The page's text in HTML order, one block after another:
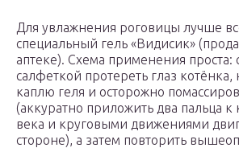
Для увлажнения роговицы лучше
специальный гель «Видисик»
аптеке). Схема применения проста:
салфеткой протереть глаз котёнка,
каплю геля и осторожно
(аккуратно приложить два пальца
века и круговыми движениями
стороне), а затем повторить